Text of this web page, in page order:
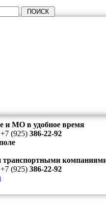
и МО в удобное время
(925) 386-22-92
транспортными
(925) 386-22-92